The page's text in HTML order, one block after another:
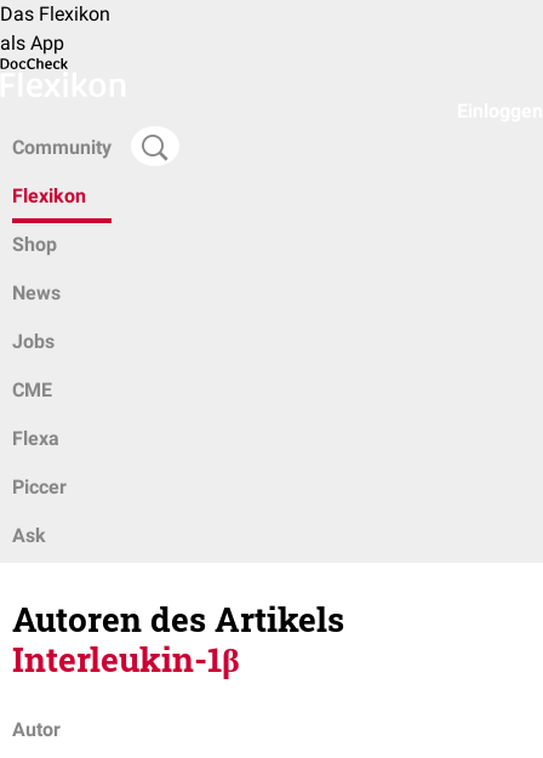
Das Flexikon
als App
Community
Flexikon
Shop
News
Jobs
CME
Flexa
Piccer
Ask
Autoren des Artikels
Interleukin-1β
Autor